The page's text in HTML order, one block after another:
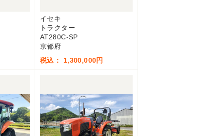
イセキ
トラクター
AT280C-SP
京都府
税込： 1,300,000円